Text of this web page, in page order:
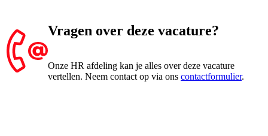
Vragen over deze vacature?
Onze HR afdeling kan je alles over deze vacature
vertellen. Neem contact op via ons contactformulier.